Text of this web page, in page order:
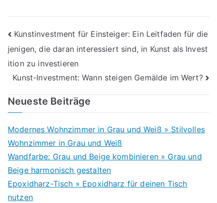
Beitragsnavigation
Kunstinvestment für Einsteiger: Ein Leitfaden für die
jenigen, die daran interessiert sind, in Kunst als Invest
ition zu investieren
Kunst-Investment: Wann steigen Gemälde im Wert?
Neueste Beiträge
Modernes Wohnzimmer in Grau und Weiß » Stilvolles
Wohnzimmer in Grau und Weiß
Wandfarbe: Grau und Beige kombinieren » Grau und
Beige harmonisch gestalten
Epoxidharz-Tisch » Epoxidharz für deinen Tisch
nutzen